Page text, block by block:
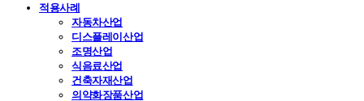
적용사례
자동차산업
디스플레이산업
조명산업
식음료산업
건축자재산업
의약화장품산업